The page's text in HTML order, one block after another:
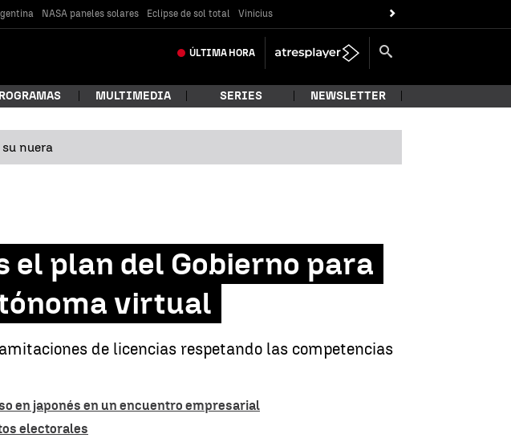
NASA paneles solares Eclipse de sol total Vinicius
ÚLTIMA HORA
MULTIMEDIA SERIES NEWSLETTER
nuera
el plan del Gobierno para
virtual
de licencias respetando las competencias
en japonés en un encuentro empresarial
electorales